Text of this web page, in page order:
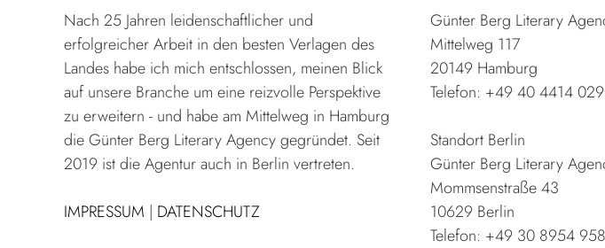
Nach 25 Jahren leidenschaftlicher und
erfolgreicher Arbeit in den besten Verlagen des
Landes habe ich mich entschlossen, meinen Blick
auf unsere Branche um eine reizvolle Perspektive
zu erweitern - und habe am Mittelweg in Hamburg
die Günter Berg Literary Agency gegründet. Seit
2019 ist die Agentur auch in Berlin vertreten.
IMPRESSUM | DATENSCHUTZ
Günter Berg Literary
Mittelweg 117
20149 Hamburg
Telefon: +49 40 4414
Standort Berlin
Günter Berg Literary
Mommsenstraße 43
10629 Berlin
Telefon: +49 30 8954